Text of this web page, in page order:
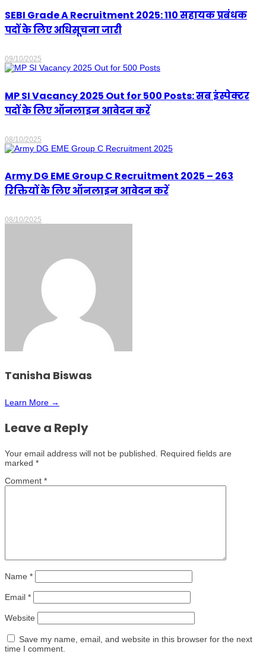
SEBI Grade A Recruitment 2025: 110 सहायक प्रबंधक
पदों के लिए अधिसूचना जारी
09/10/2025
MP SI Vacancy 2025 Out for 500 Posts: सब इंस्पेक्टर
पदों के लिए ऑनलाइन आवेदन करें
08/10/2025
Army DG EME Group C Recruitment 2025 – 263
रिक्तियों के लिए ऑनलाइन आवेदन करें
08/10/2025
Tanisha Biswas
Learn More →
Leave a Reply
Your email address will not be published.
Required fields are
marked *
Comment *
Name *
Email *
Website
Save my name, email, and website in this browser for the next
time I comment.